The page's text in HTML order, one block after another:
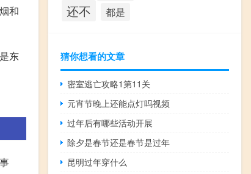
和
东
还不 都是
猜你想看的文章
密室逃亡攻略1第11关
元宵节晚上还能点灯吗视频
过年后有哪些活动开展
除夕是春节还是春节是过年
昆明过年穿什么